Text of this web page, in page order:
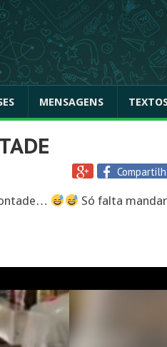
MENSAGENS
Só falta mandar